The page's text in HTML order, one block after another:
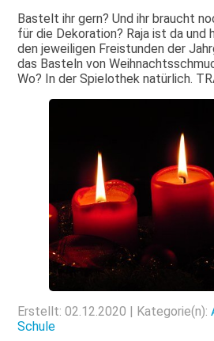
Bastelt ihr gern? Und ihr braucht
für die Dekoration? Raja ist da
den jeweiligen Freistunden der
das Basteln von
Wo? In der Spielothek natürlich.
Erstellt: 02.12.2020 | Kategorie(n):
Schule